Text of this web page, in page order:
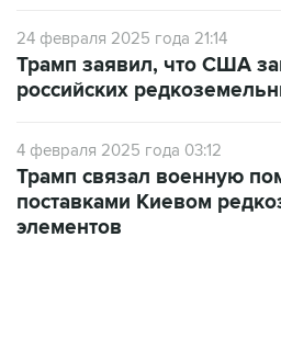
24 февраля 2025 года 21:14
Трамп заявил, что США
российских
4 февраля 2025 года 03:12
Трамп связал военную
поставками Киевом
элементов